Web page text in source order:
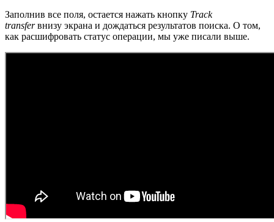
Заполнив все поля, остается нажать кнопку Track
transferвнизу экрана и дождаться результатов поиска. О том,
как расшифровать статус операции, мы уже писали выше.